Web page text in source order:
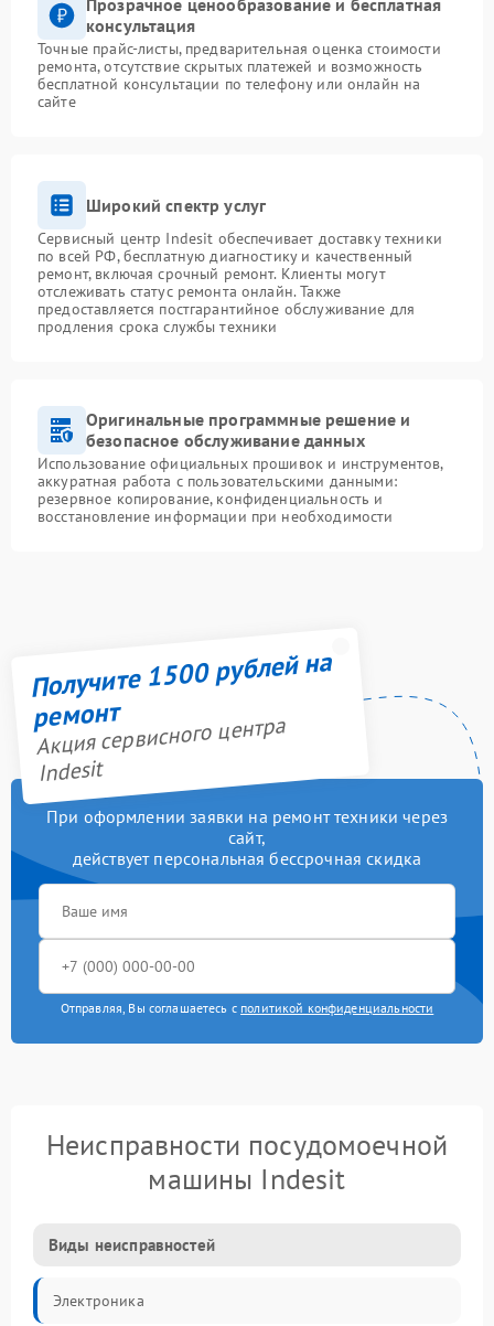
Прозрачное ценообразование и бесплатная
консультация
Точные прайс-листы, предварительная оценка стоимости
ремонта, отсутствие скрытых платежей и возможность
бесплатной консультации по телефону или онлайн на
сайте
Широкий спектр услуг
Сервисный центр Indesit обеспечивает доставку техники
по всей РФ, бесплатную диагностику и качественный
ремонт, включая срочный ремонт. Клиенты могут
отслеживать статус ремонта онлайн. Также
предоставляется постгарантийное обслуживание для
продления срока службы техники
Оригинальные программные решение и
безопасное обслуживание данных
Использование официальных прошивок и инструментов,
аккуратная работа с пользовательскими данными:
резервное копирование, конфиденциальность и
восстановление информации при необходимости
Получите 1500 рублей на
ремонт
Акция сервисного центра
Indesit
При оформлении заявки на ремонт техники через
сайт,
действует персональная бессрочная скидка
Отправляя, Вы соглашаетесь с политикой конфиденциальности
Неисправности посудомоечной
машины Indesit
Виды неисправностей
Электроника